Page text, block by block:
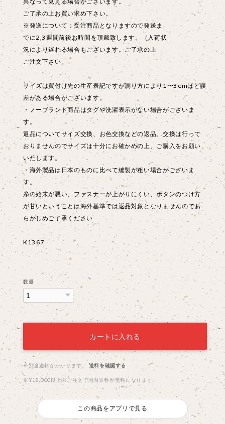
ご了承の上お買い求め下さい。
※発送について：受注商品となりますので発送ま
でに2,3週間前後お時間を頂戴致します。（入荷状
況により遅れる場合もございます。ご了承の上
ご注文下さい。
サイズは買付け先の生産表記ですが測り方により1〜3cmほど誤
差がある場合がございます。
・ノーブランド商品はタグや洗濯表示がない場合がございま
す。
返品についてサイズ交換、お色交換などの返品、交換は行って
おりませんのでサイズは十分にお確かめの上、ご購入をお願い
いたします。
・海外製品は日本のものに比べて縫製が粗い場合がございま
す。
糸の始末が悪い、ファスナーが上がりにくい、ボタンのつけ方
が甘いということは海外基準では返品対象となりませんのであ
らかじめご了承ください
K1367
数量
カートに入れる
※別途送料がかかります。 送料を確認する
※¥18,000以上のご注文で国内送料が無料になります。
この商品をアプリで見る